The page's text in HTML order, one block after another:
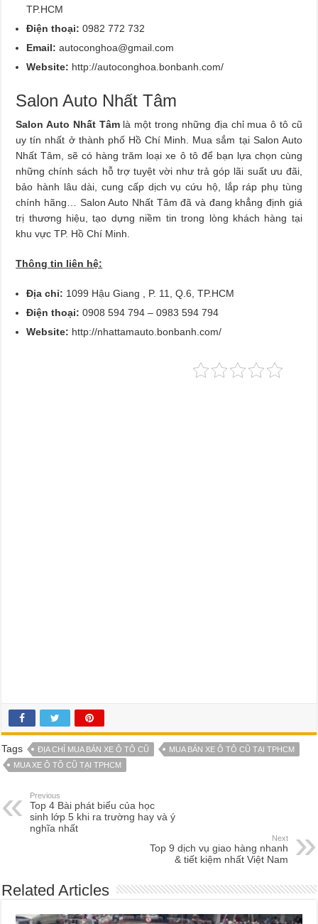
TP.HCM
Điện thoại: 0982 772 732
Email:autoconghoa@gmail.com
Website: http://autoconghoa.bonbanh.com/
Salon Auto Nhất Tâm
Salon Auto Nhất Tâmlà một trong những địa chỉ mua ô tô cũ
uy tín nhất ở thành phố Hồ Chí Minh. Mua sắm tại Salon Auto
Nhất Tâm, sẽ có hàng trăm loại xe ô tô để bạn lựa chọn cùng
những chính sách hỗ trợ tuyệt vời như trả góp lãi suất ưu đãi,
bảo hành lâu dài, cung cấp dịch vụ cứu hộ, lắp ráp phụ tùng
chính hãng… Salon Auto Nhất Tâm đã và đang khẳng định giá
trị thương hiệu, tạo dựng niềm tin trong lòng khách hàng tại
khu vực TP. Hồ Chí Minh.
Thông tin liên hệ:
Địa chỉ: 1099 Hậu Giang , P. 11, Q.6, TP.HCM
Điện thoại: 0908 594 794 – 0983 594 794
Website: http://nhattamauto.bonbanh.com/
Tags ĐỊA CHỈ MUA BÁN XE Ô TÔ CŨ
MUA BÁN XE Ô TÔ CŨ TẠI TPHCM
MUA XE Ô TÔ CŨ TẠI TPHCM
Previous
Top 4 Bài phát biểu của học
sinh lớp 5 khi ra trường hay và ý
nghĩa nhất
Next
Top 9 dịch vụ giao hàng nhanh
& tiết kiệm nhất Việt Nam
Related Articles